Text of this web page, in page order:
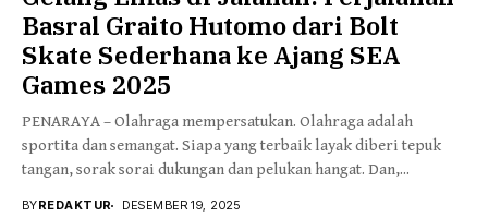
Basral Graito Hutomo dari Bolt
Skate Sederhana ke Ajang SEA
Games 2025
PENARAYA – Olahraga mempersatukan. Olahraga adalah
sportita dan semangat. Siapa yang terbaik layak diberi tepuk
tangan, sorak sorai dukungan dan pelukan hangat. Dan,...
BYREDAKTUR DESEMBER 19, 2025